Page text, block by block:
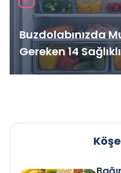
Buzdolabınızda
Gereken 14